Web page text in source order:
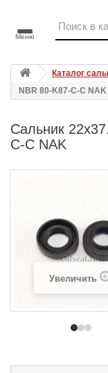
Меню
Каталог
NBR 80-K87-C-C NAK
Сальник
C-C NAK
Увеличить